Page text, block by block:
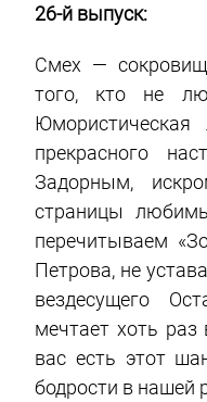
26-й выпуск:
Смех —
того, кто не
прекрасного
Задорным,
страницы
перечитываем
Петрова, не
вездесущего
мечтает хоть
вас есть этот
бодрости в нашей